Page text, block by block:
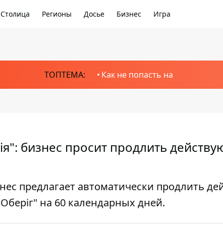
Столица Регионы Досье Бизнес Игра
ТОПТЕМА: Как не попасть на
бизнес просит продлить
предлагает автоматически продлить
на 60 календарных дней.